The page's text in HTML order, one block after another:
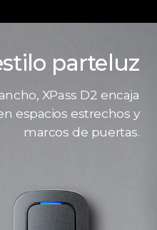
parteluz
XPass D2 encaja
espacios estrechos y
marcos de puertas.